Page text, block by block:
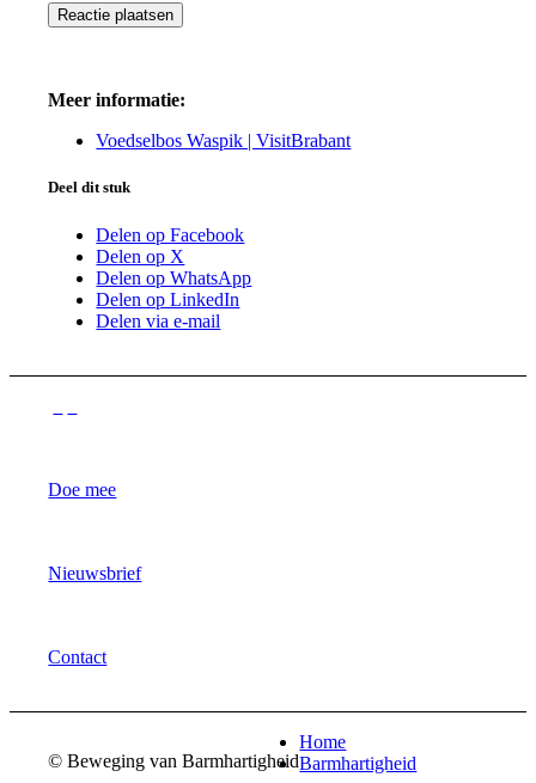
Meer informatie:
Voedselbos Waspik | VisitBrabant
Deel dit stuk
Delen op Facebook
Delen op X
Delen op WhatsApp
Delen op LinkedIn
Delen via e-mail
Doe mee
Nieuwsbrief
Contact
© Beweging van Barmhartigheid
Home
Barmhartigheid